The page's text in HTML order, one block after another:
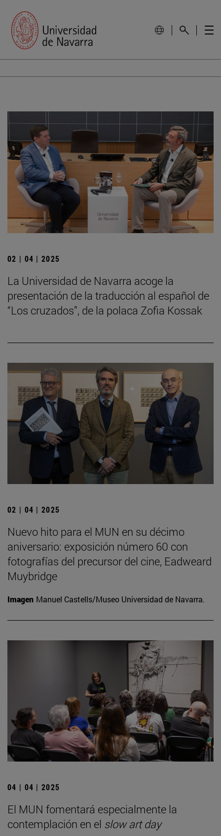
02 | 04 | 2025
La Universidad de Navarra acoge la
presentación de la traducción al español de
“Los cruzados”, de la polaca Zofia Kossak
02 | 04 | 2025
Nuevo hito para el MUN en su décimo
aniversario: exposición número 60 con
fotografías del precursor del cine, Eadweard
Muybridge
Imagen Manuel Castells/Museo Universidad de Navarra.
04 | 04 | 2025
El MUN fomentará especialmente la
contemplación en el slow art day